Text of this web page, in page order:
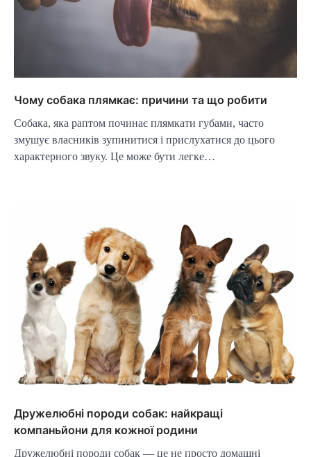
Чому собака плямкає: причини та що робити
Собака, яка раптом починає плямкати губами, часто
змушує власників зупинитися і прислухатися до цього
характерного звуку. Це може бути легке…
Дружелюбні породи собак: найкращі
компаньйони для кожної родини
Дружелюбні породи собак — це не просто домашні